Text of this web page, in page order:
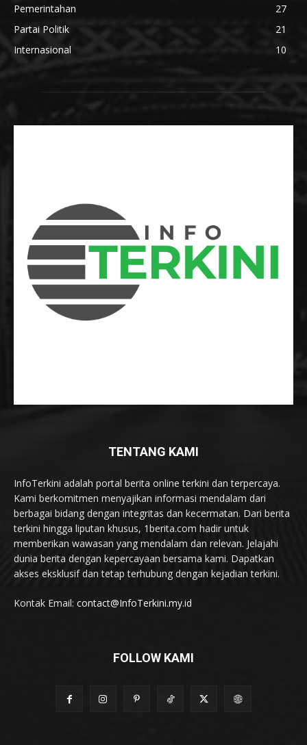
Pemerintahan
27
Partai Politik
21
Internasional
10
TENTANG KAMI
InfoTerkini adalah portal berita online terkini dan terpercaya.
Kami berkomitmen menyajikan informasi mendalam dari
berbagai bidang dengan integritas dan kecermatan. Dari berita
terkini hingga liputan khusus, 1berita.com hadir untuk
memberikan wawasan yang mendalam dan relevan. Jelajahi
dunia berita dengan kepercayaan bersama kami. Dapatkan
akses eksklusif dan tetap terhubung dengan kejadian terkini.
Kontak Email: contact@InfoTerkini.my.id
FOLLOW KAMI